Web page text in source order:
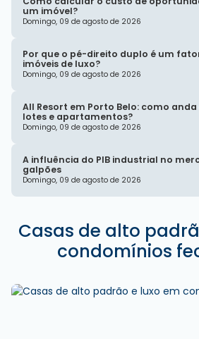
um imóvel?
Domingo, 09 de agosto de 2026
Por que o pé-direito duplo é um
imóveis de luxo?
Domingo, 09 de agosto de 2026
All Resort em Porto Belo: como
lotes e apartamentos?
Domingo, 09 de agosto de 2026
A influência do PIB industrial no
galpões
Domingo, 09 de agosto de 2026
Casas de alto
condomínios